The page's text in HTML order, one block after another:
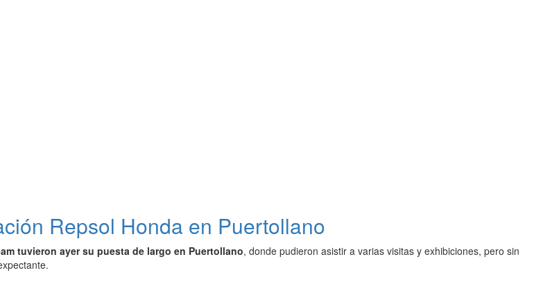
Repsol Honda en Puertollano
tuvieron ayer su puesta de largo en Puertollano, donde pudieron asistir a varias visitas y exhibiciones, pero sin